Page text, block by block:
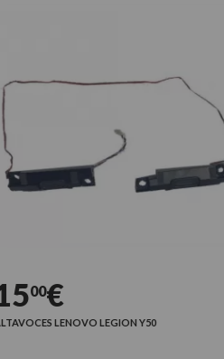
00€
LENOVO LEGION Y50